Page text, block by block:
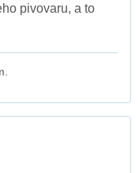
pivovaru, a to